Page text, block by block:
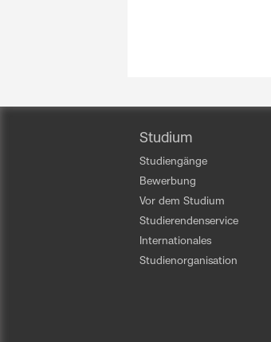
Studium
Studiengänge
Bewerbung
Vor dem Studium
Studierendenservice
Internationales
Studienorganisation